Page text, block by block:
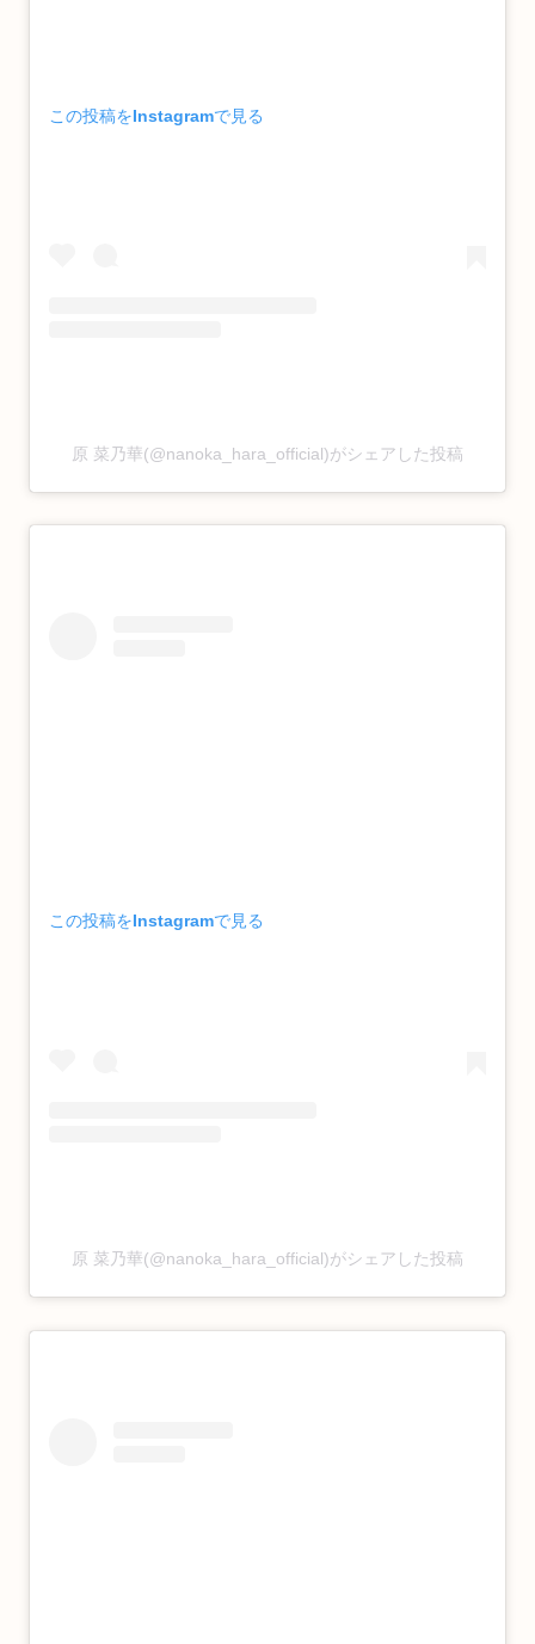
この投稿をInstagramで見る
原 菜乃華(@nanoka_hara_official)がシェアした投稿
この投稿をInstagramで見る
原 菜乃華(@nanoka_hara_official)がシェアした投稿